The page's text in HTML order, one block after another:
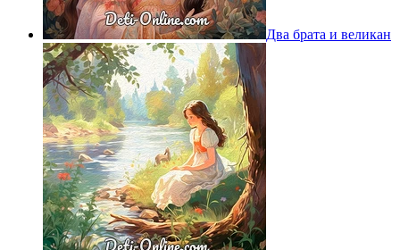
Два брата и великан